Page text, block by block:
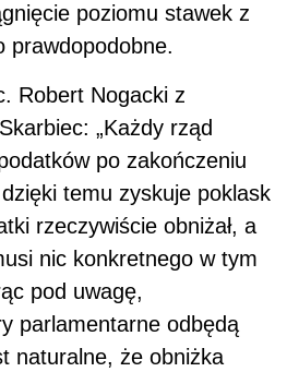
poziomu stawek z
prawdopodobne.
Robert Nogacki z
„Każdy rząd
po zakończeniu
temu zyskuje poklask
rzeczywiście obniżał, a
nic konkretnego w tym
pod uwagę,
parlamentarne odbędą
naturalne, że obniżka